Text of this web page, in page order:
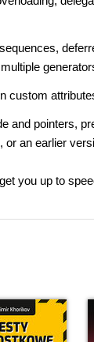
custom
and pointers,
an earlier
you up to